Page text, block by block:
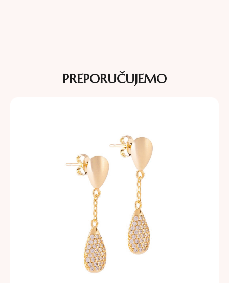
PREPORUČUJEMO